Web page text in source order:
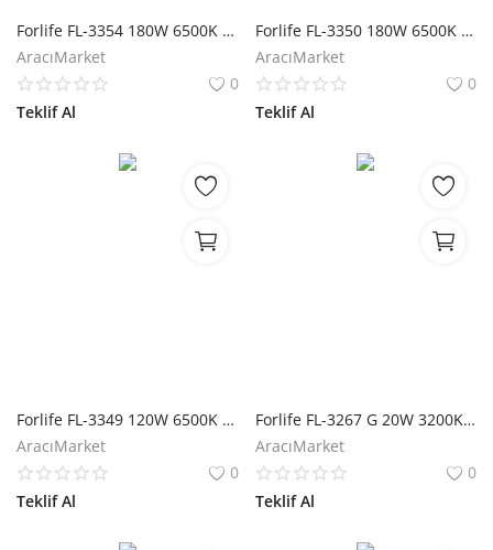
Forlife FL-3354 180W 6500K Beyaz Solar Sokak Armatürü
AracıMarket
0
Teklif Al
Forlife FL-3350 180W 6500K Beyaz Solar Sokak Armatürü
AracıMarket
0
Teklif Al
Forlife FL-3349 120W 6500K Beyaz Solar Sokak Armatürü
AracıMarket
0
Teklif Al
Forlife FL-3267 G 20W 3200K Günışığı Solar Çim Armatürü
AracıMarket
0
Teklif Al